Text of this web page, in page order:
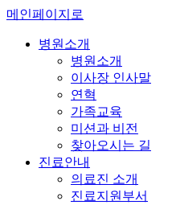
메인페이지로
병원소개
병원소개
이사장 인사말
연혁
가족교육
미션과 비전
찾아오시는 길
진료안내
의료진 소개
진료지원부서